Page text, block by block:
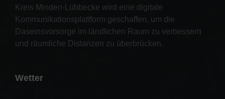
Kreis Minden-Lübbecke wird eine digitale
Kommunikationsplattform geschaffen, um die
Daseinsvorsorge im ländlichen Raum zu verbessern
und räumliche Distanzen zu überbrücken.
Wetter